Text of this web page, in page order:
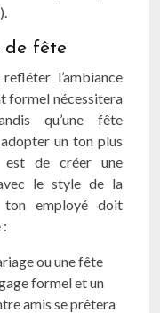
fête
l’ambiance
formel nécessitera
qu’une fête
un ton plus
est de créer une
le style de la
ton employé doit
ou une fête
formel et un
amis se prêtera